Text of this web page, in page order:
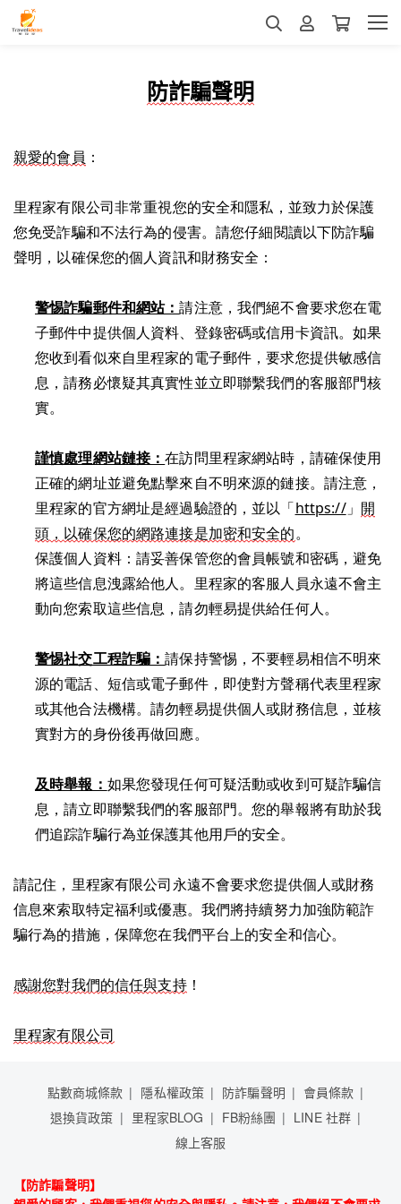
防詐騙聲明
親愛的會員
里程家有限公司非常重視您的安全和隱私，並致力於保護
您免受詐騙和不法行為的侵害。請您仔細閱讀以下防詐騙
聲明，以確保您的個人資訊和財務安全：
警惕詐騙郵件和網站：請注意，我們絕不會要求您在電
子郵件中提供個人資料、登錄密碼或信用卡資訊。如果
您收到看似來自里程家的電子郵件，要求您提供敏感信
息，請務必懷疑其真實性並立即聯繫我們的客服部門核
實。
謹慎處理網站鏈接：在訪問里程家網站時，請確保使用
正確的網址並避免點擊來自不明來源的鏈接。請注意，
里程家的官方網址是經過驗證的，並以「https://」 開
頭，以確保您的網路連接是加密和安全的。
保護個人資料：請妥善保管您的會員帳號和密碼，避免
將這些信息洩露給他人。里程家的客服人員永遠不會主
動向您索取這些信息，請勿輕易提供給任何人。
警惕社交工程詐騙：請保持警惕，不要輕易相信不明來
源的電話、短信或電子郵件，即使對方聲稱代表里程家
或其他合法機構。請勿輕易提供個人或財務信息，並核
及時舉報： 如果您發現任何可疑活動或收到可疑詐騙信
息，請立即聯繫我們的客服部門。您的舉報將有助於我
們追踪詐騙行為並保護其他用戶的安全。
請記住，里程家有限公司永遠不會要求您提供個人或財務
信息來索取特定福利或優惠。我們將持續努力加強防範詐
騙行為的措施，保障您在我們平台上的安全和信心。
感謝您對我們的信任與支持！
里程家有限公司
點數商城條款 隱私權政策 防詐騙聲明
會員條款
退換貨政策
里程家BLOG FB粉絲團
LINE 社群
線上客服
【防詐騙聲明】